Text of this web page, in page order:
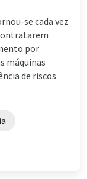
se cada vez
por
máquinas
de riscos